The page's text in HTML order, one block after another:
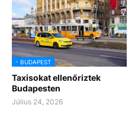
- BUDAPEST
Taxisokat ellenőriztek
Budapesten
Július 24, 2026